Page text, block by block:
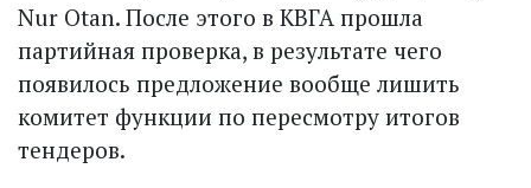
Nur Otan. После этого в КВГА прошла
партийная проверка, в результате чего
появилось предложение вообще лишить
комитет функции по пересмотру итогов
тендеров.